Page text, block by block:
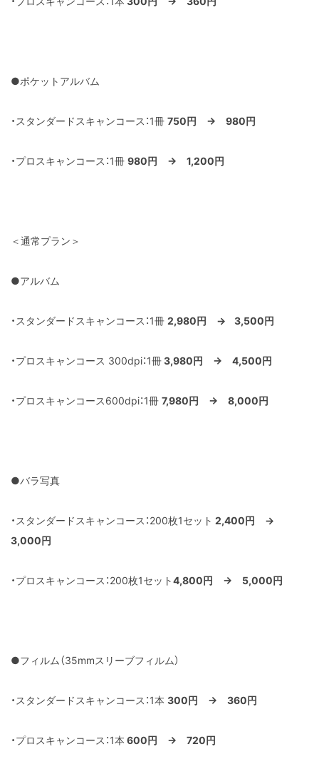
●ポケットアルバム
・スタンダードスキャンコース：1冊 750円 → 980円
・プロスキャンコース：1冊 980円 → 1,200円
＜通常プラン＞
●アルバム
・スタンダードスキャンコース：1冊 2,980円 → 3,500円
・プロスキャンコース 300dpi：1冊3,980円 → 4,500円
・プロスキャンコース600dpi：1冊 7,980円 → 8,000円
●バラ写真
・スタンダードスキャンコース：200枚1セット 2,400円 →
3,000円
・プロスキャンコース：200枚1セット4,800円 → 5,000円
●フィルム（35mmスリーブフィルム）
・スタンダードスキャンコース：1本 300円 → 360円
・プロスキャンコース：1本 600円 → 720円